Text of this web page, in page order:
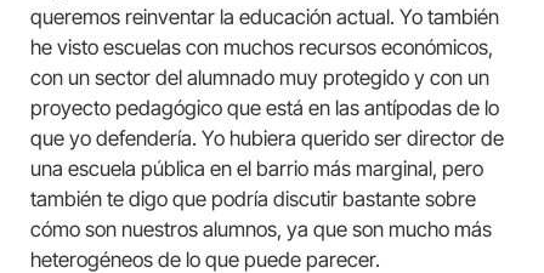
queremos reinventar la educación actual. Yo también
he visto escuelas con muchos recursos económicos,
con un sector del alumnado muy protegido y con un
proyecto pedagógico que está en las antípodas de lo
que yo defendería. Yo hubiera querido ser director de
una escuela pública en el barrio más marginal, pero
también te digo que podría discutir bastante sobre
cómo son nuestros alumnos, ya que son mucho más
heterogéneos de lo que puede parecer.